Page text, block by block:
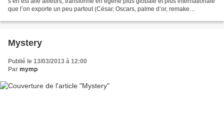
que l’on exporte un peu partout (César, Oscars, palme d’or, remake
Mystery
Publié le 13/03/2013 à 12:00
Par mymp